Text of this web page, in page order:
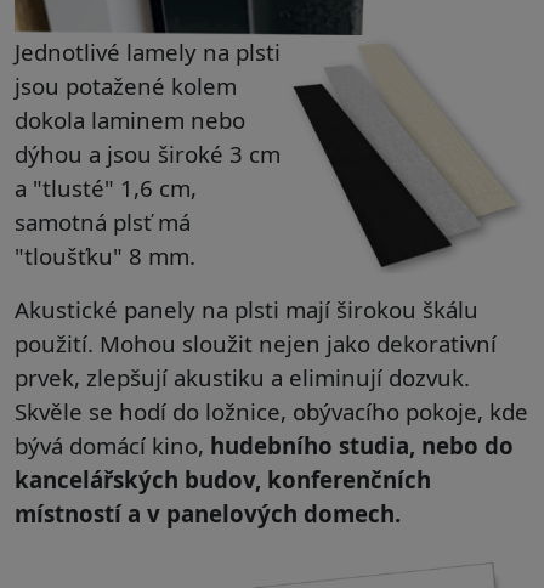
Jednotlivé lamely na plsti
jsou potažené kolem
dokola laminem nebo
dýhou a jsou široké 3 cm
a "tlusté" 1,6 cm,
samotná plsť má
"tloušťku" 8 mm.
Akustické panely na plsti mají širokou škálu
použití. Mohou sloužit nejen jako dekorativní
prvek, zlepšují akustiku a eliminují dozvuk.
Skvěle se hodí do ložnice, obývacího pokoje, kde
bývá domácí kino, hudebního studia, nebo do
kancelářských budov, konferenčních
místností a v panelových domech.